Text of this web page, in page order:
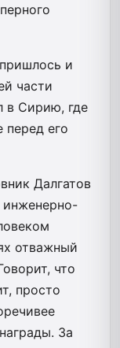
и
части
в Сирию, где
перед его
Далгатов
инженерно-
отважный
что
просто
За